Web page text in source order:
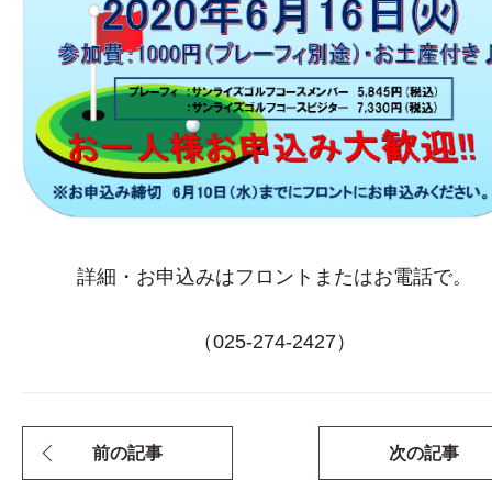
詳細・お申込みはフロントまたはお電話で。
（025-274-2427）
前の記事 次の記事